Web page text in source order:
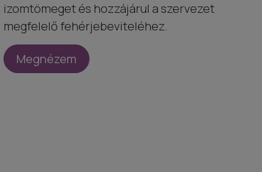
izomtömeget és hozzájárul a szervezet
megfelelő fehérjebeviteléhez.
Megnézem